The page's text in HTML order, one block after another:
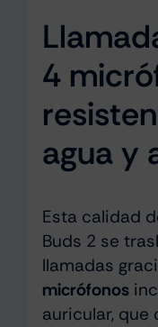
4
agua y
Esta calidad
Buds 2 se
llamadas
micrófonos
auricular,